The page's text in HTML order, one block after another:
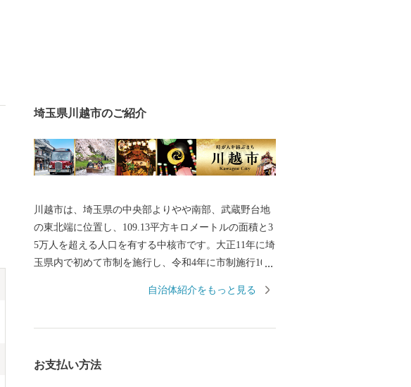
埼玉県川越市のご紹介
川越市は、埼玉県の中央部よりやや南部、武蔵野台地
の東北端に位置し、109.13平方キロメートルの面積と3
5万人を超える人口を有する中核市です。大正11年に埼
玉県内で初めて市制を施行し、令和4年に市制施行100
の政治の中心として発展してきた川越は、平安時代に
うぎがやつうえすぎし）が関東での政治・経済・文化
自治体紹介をもっと見る
お支払い方法